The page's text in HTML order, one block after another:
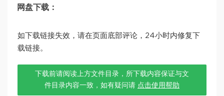
网盘下载：
如下载链接失效，请在页面底部评论，24小时内修复下
载链接。
下载前请阅读上方文件目录，所下载内容保证与文
件目录内容一致，如有疑问请 点击使用帮助